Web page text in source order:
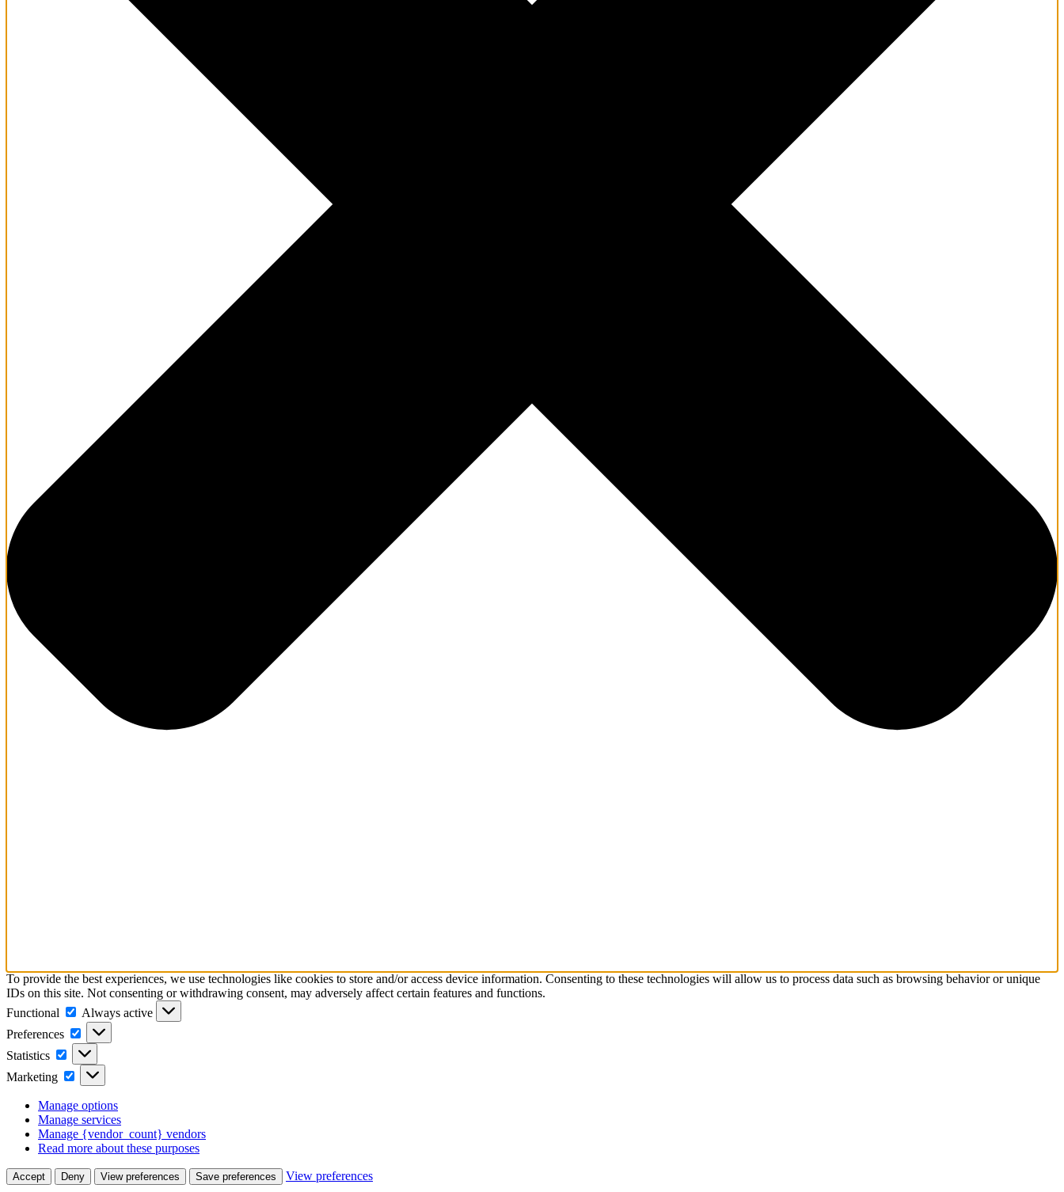
To provide the best experiences, we use technologies like cookies to store and/or access device information. Consenting to these technologies will allow us to process data such as browsing behavior or unique
IDs on this site. Not consenting or withdrawing consent, may adversely affect certain features and functions.
Functional
Functional
Always active
Preferences
Preferences
Statistics Statistics
Marketing Marketing
Manage options
Manage services
Manage {vendor_count} vendors
Read more about these purposes
Accept Deny View preferences Save preferences View preferences